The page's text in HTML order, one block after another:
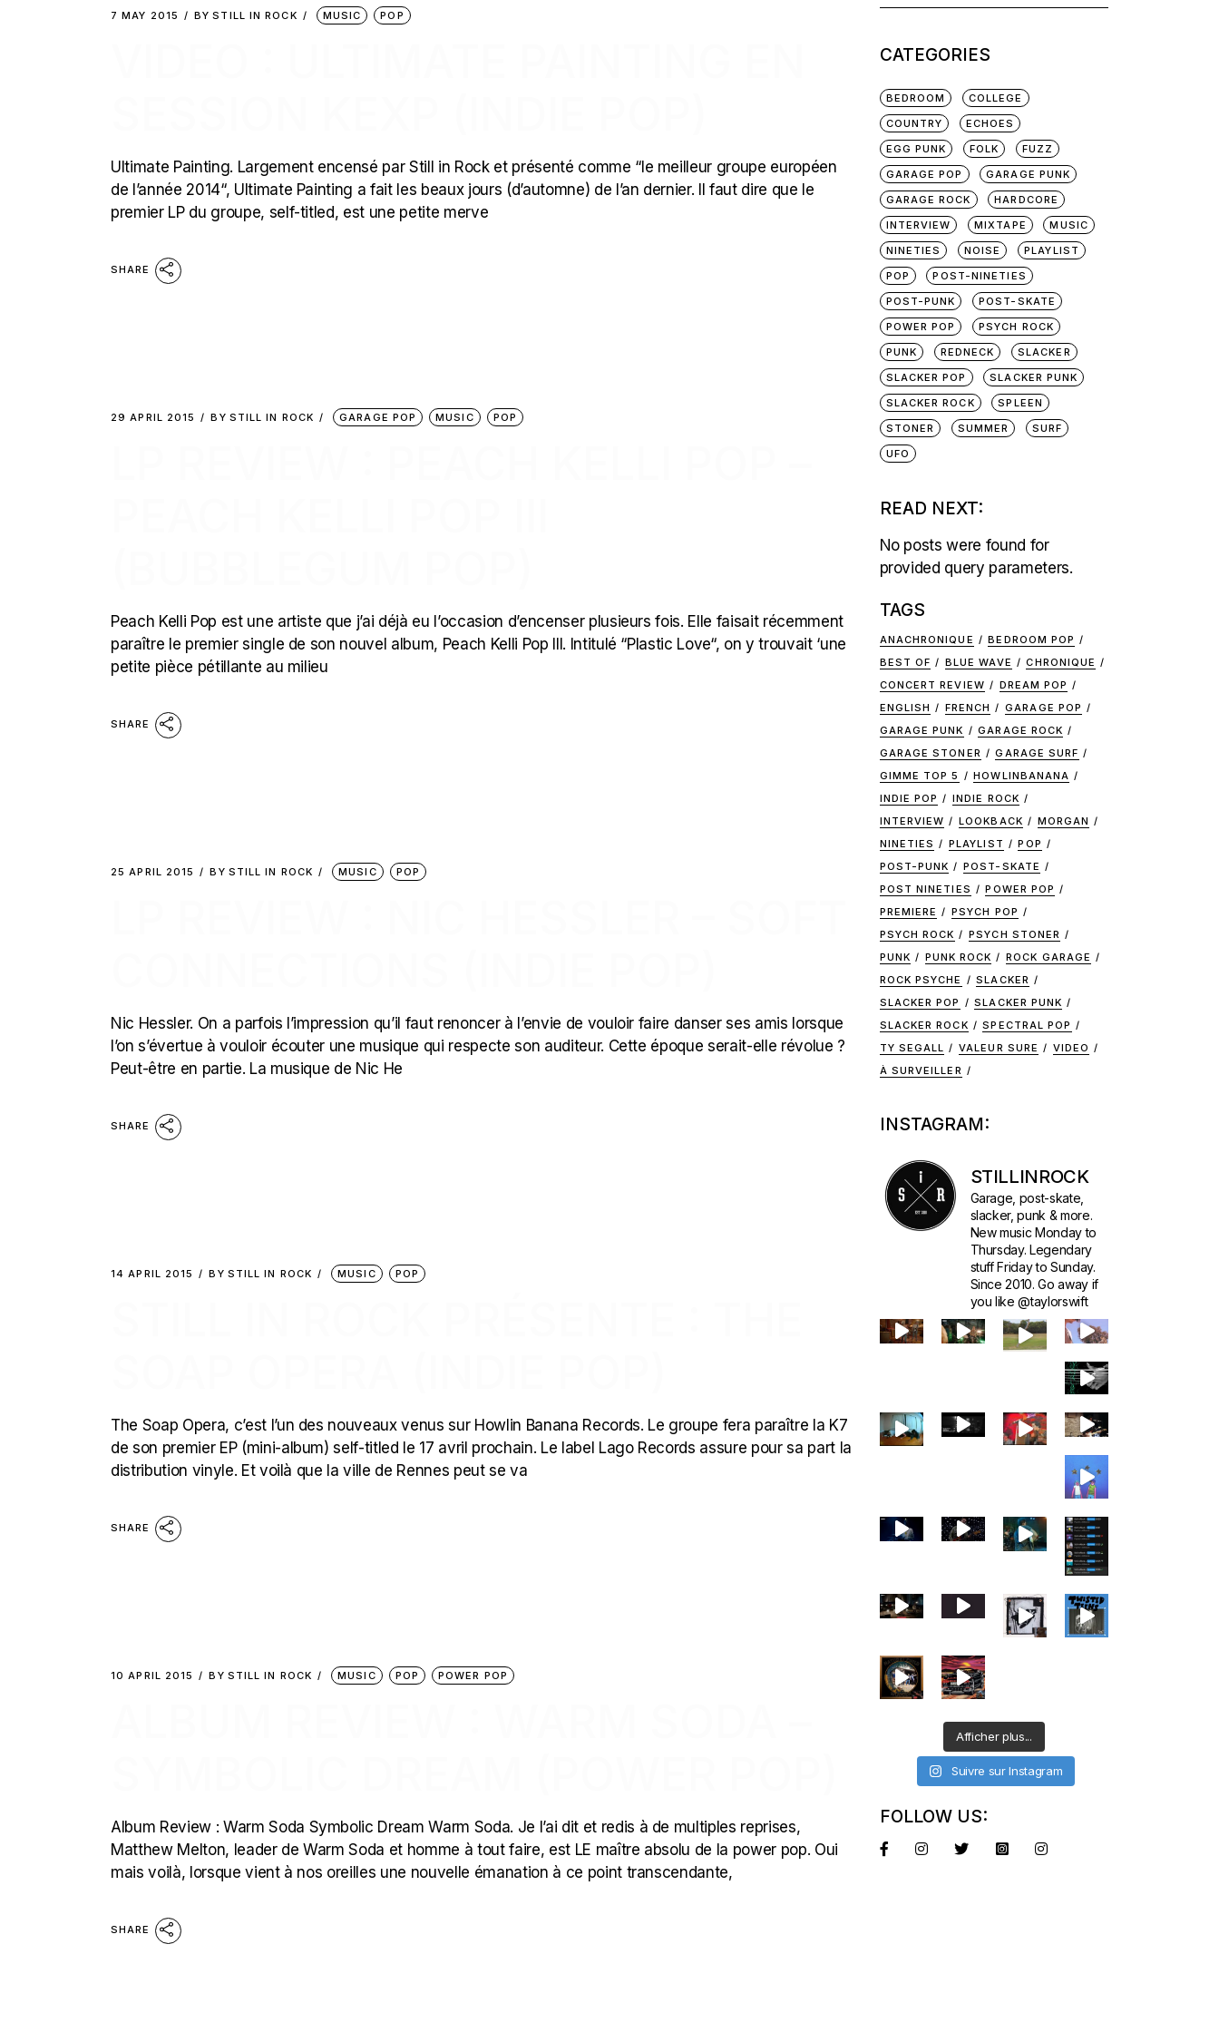
7 MAY 2015 BY STILL IN ROCK MUSIC POP
Ultimate Painting. Largement encensé par Still in Rock et présenté comme “le meilleur groupe européen
de l’année 2014“, Ultimate Painting a fait les beaux jours (d’automne) de l’an dernier. Il faut dire que le
premier LP du groupe, self-titled, est une petite merve
SHARE
29 APRIL 2015 BY STILL IN ROCK GARAGE POP MUSIC POP
Peach Kelli Pop est une artiste que j’ai déjà eu l’occasion d’encenser plusieurs fois. Elle faisait récemment
paraître le premier single de son nouvel album, Peach Kelli Pop III. Intitulé “Plastic Love“, on y trouvait ‘une
petite pièce pétillante au milieu
SHARE
25 APRIL 2015 BY STILL IN ROCK MUSIC POP
Nic Hessler. On a parfois l’impression qu’il faut renoncer à l’envie de vouloir faire danser ses amis lorsque
l’on s’évertue à vouloir écouter une musique qui respecte son auditeur. Cette époque serait-elle révolue ?
Peut-être en partie. La musique de Nic He
SHARE
14 APRIL 2015 BY STILL IN ROCK MUSIC POP
The Soap Opera, c’est l’un des nouveaux venus sur Howlin Banana Records. Le groupe fera paraître la K7
de son premier EP (mini-album) self-titled le 17 avril prochain. Le label Lago Records assure pour sa part la
distribution vinyle. Et voilà que la ville de Rennes peut se va
SHARE
10 APRIL 2015 BY STILL IN ROCK MUSIC POP POWER POP
Album Review : Warm Soda Symbolic Dream Warm Soda. Je l’ai dit et redis à de multiples reprises,
Matthew Melton, leader de Warm Soda et homme à tout faire, est LE maître absolu de la power pop. Oui
mais voilà, lorsque vient à nos oreilles une nouvelle émanation à ce point transcendante,
SHARE
CATEGORIES
BEDROOM
COLLEGE
COUNTRY
ECHOES
EGG PUNK
FOLK
FUZZ
GARAGE POP
GARAGE PUNK
GARAGE ROCK
HARDCORE
INTERVIEW
MIXTAPE
MUSIC
NINETIES
NOISE
PLAYLIST
POP
POST-NINETIES
POST-PUNK
POST-SKATE
POWER POP
PSYCH ROCK
PUNK
REDNECK
SLACKER
SLACKER POP
SLACKER PUNK
SLACKER ROCK
SPLEEN
STONER
SUMMER
SURF
UFO
READ NEXT:
No posts were found for
provided query parameters.
TAGS
ANACHRONIQUE
BEDROOM POP
BEST OF
BLUE WAVE
CHRONIQUE
CONCERT REVIEW
DREAM POP
ENGLISH
FRENCH
GARAGE POP
GARAGE PUNK
GARAGE ROCK
GARAGE STONER
GARAGE SURF
GIMME TOP 5
HOWLINBANANA
INDIE POP
INDIE ROCK
INTERVIEW
LOOKBACK
MORGAN
NINETIES
PLAYLIST
POP
POST-PUNK
POST-SKATE
POST NINETIES
POWER POP
PREMIERE
PSYCH POP
PSYCH ROCK
PSYCH STONER
PUNK
PUNK ROCK
ROCK GARAGE
ROCK PSYCHE
SLACKER
SLACKER POP
SLACKER PUNK
SLACKER ROCK
SPECTRAL POP
TY SEGALL
VALEUR SURE
VIDEO
À SURVEILLER
INSTAGRAM:
STILLINROCK
Garage, post-skate,
slacker, punk & more.
New music Monday to
Thursday. Legendary
stuff Friday to Sunday.
Since 2010. Go away if
you like @taylorswift
Afficher plus...
Suivre sur Instagram
FOLLOW US: